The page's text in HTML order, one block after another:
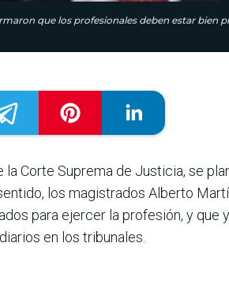
que los pro­fesionales deben estar bien
la Corte Suprema de Justicia, se
los magis­trados Alberto
para ejercer la profesión, y
en los tribunales.